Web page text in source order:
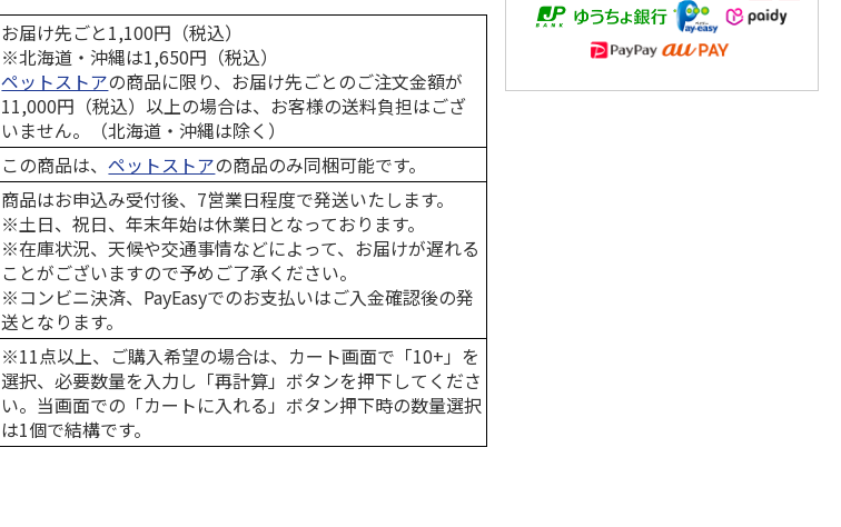
お届け先ごと1,100円（税込）
※北海道・沖縄は1,650円（税込）
ペットストアの商品に限り、お届け先ごとのご注文金額が
11,000円（税込）以上の場合は、お客様の送料負担はござ
いません。（北海道・沖縄は除く）
この商品は、ペットストアの商品のみ同梱可能です。
商品はお申込み受付後、7営業日程度で発送いたします。
※土日、祝日、年末年始は休業日となっております。
※在庫状況、天候や交通事情などによって、お届けが遅れる
ことがございますので予めご了承ください。
※コンビニ決済、PayEasyでのお支払いはご入金確認後の発
送となります。
※11点以上、ご購入希望の場合は、カート画面で「10+」を
選択、必要数量を入力し「再計算」ボタンを押下してくださ
い。当画面での「カートに入れる」ボタン押下時の数量選択
は1個で結構です。